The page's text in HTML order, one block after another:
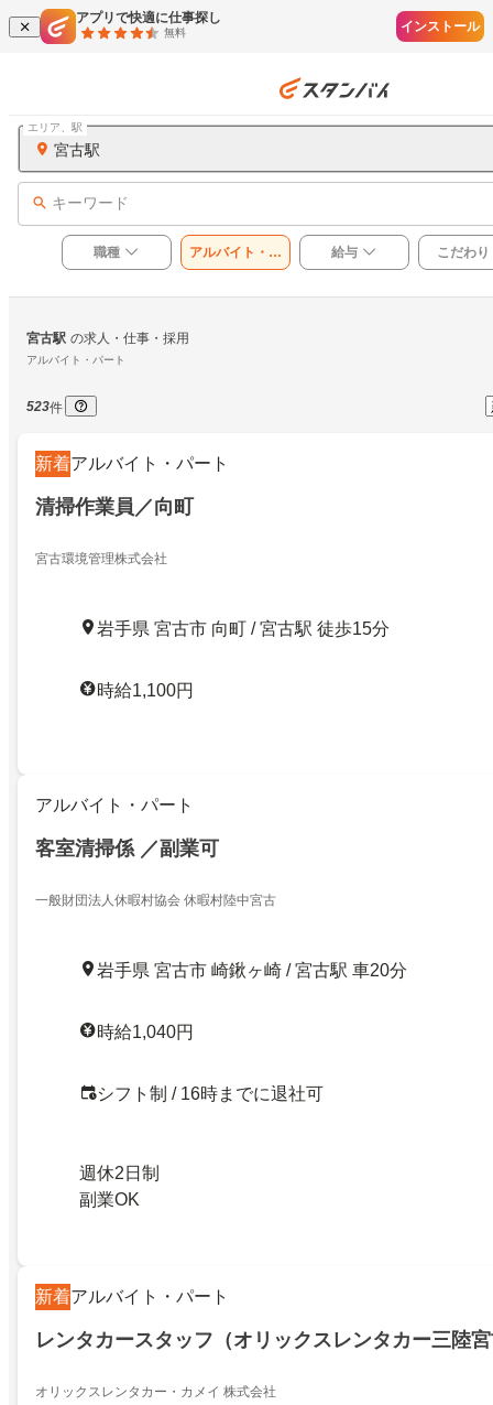
アプリで快適に仕事探し
無料 インストール
宮古駅
エリア、駅
キーワード
職種
アルバイト・パ
ート
給与 こだわり
宮古駅 の求人・仕事・採用
アルバイト・パート
523件
新着アルバイト・パート
清掃作業員／向町
宮古環境管理株式会社
岩手県 宮古市 向町 / 宮古駅 徒歩15分
時給1,100円
アルバイト・パート
客室清掃係 ／副業可
一般財団法人休暇村協会 休暇村陸中宮古
岩手県 宮古市 崎鍬ヶ崎 / 宮古駅 車20分
時給1,040円
シフト制 / 16時までに退社可
週休2日制
副業OK
新着アルバイト・パート
レンタカースタッフ（オリックスレンタカー三陸
オリックスレンタカー・カメイ 株式会社